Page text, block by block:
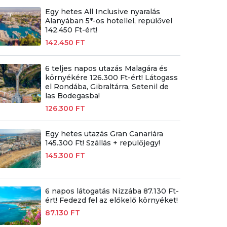
Egy hetes All Inclusive nyaralás
Alanyában 5*-os hotellel, repülővel
142.450 Ft-ért!
142.450 FT
6 teljes napos utazás Malagára és
környékére 126.300 Ft-ért! Látogass
el Rondába, Gibraltárra, Setenil de
las Bodegasba!
126.300 FT
Egy hetes utazás Gran Canariára
145.300 Ft! Szállás + repülőjegy!
145.300 FT
6 napos látogatás Nizzába 87.130 Ft-
ért! Fedezd fel az előkelő környéket!
87.130 FT